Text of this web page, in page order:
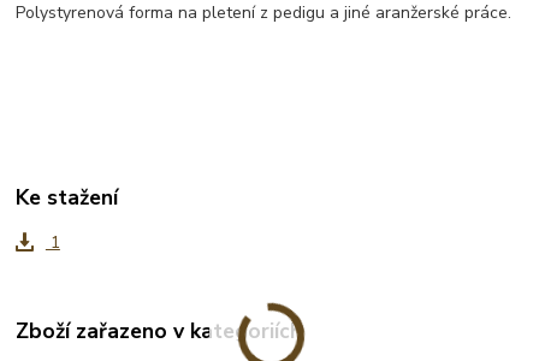
Polystyrenová forma na pletení z pedigu a jiné aranžerské práce.
Ke stažení
1
Zboží zařazeno v kategoriích